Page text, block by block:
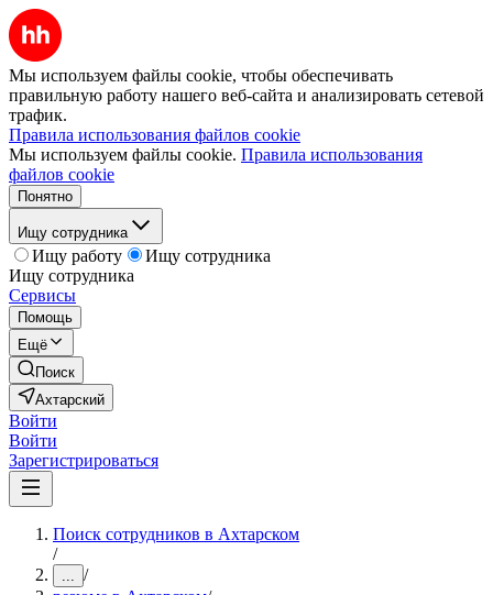
Мы используем файлы cookie, чтобы обеспечивать
правильную работу нашего веб-сайта и анализировать сетевой
трафик.
Правила использования файлов cookie
Мы используем файлы cookie. Правила использования
файлов cookie
Понятно
Ищу сотрудника
Ищу работу
Ищу сотрудника
Ищу сотрудника
Сервисы
Помощь
Ещё
Поиск
Ахтарский
Войти
Войти
Зарегистрироваться
Поиск сотрудников в Ахтарском
/
... /